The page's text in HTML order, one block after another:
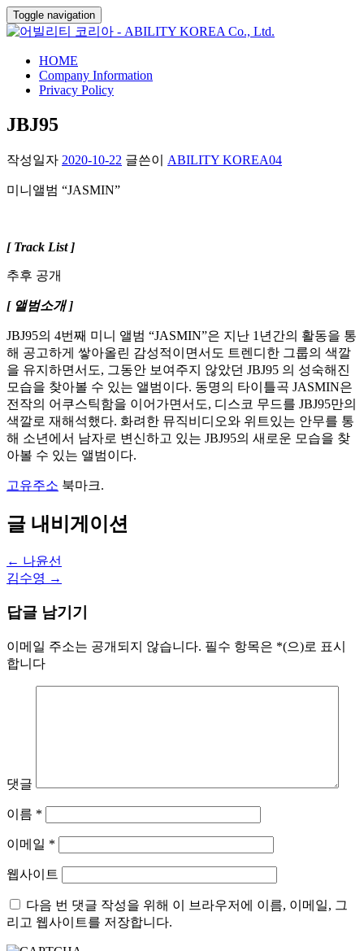
Toggle navigation
HOME
Company Information
Privacy Policy
JBJ95
작성일자 2020-10-22 글쓴이 ABILITY KOREA04
미니앨범 “JASMIN”
[ Track List ]
추후 공개
[ 앨범소개 ]
JBJ95의 4번째 미니 앨범 “JASMIN”은 지난 1년간의 활동을 통
해 공고하게 쌓아올린 감성적이면서도 트렌디한 그룹의 색깔
을 유지하면서도, 그동안 보여주지 않았던 JBJ95 의 성숙해진
모습을 찾아볼 수 있는 앨범이다. 동명의 타이틀곡 JASMIN은
전작의 어쿠스틱함을 이어가면서도, 디스코 무드를 JBJ95만의
색깔로 재해석했다. 화려한 뮤직비디오와 위트있는 안무를 통
해 소년에서 남자로 변신하고 있는 JBJ95의 새로운 모습을 찾
아볼 수 있는 앨범이다.
고유주소 북마크.
글 내비게이션
← 나윤선
김수영 →
답글 남기기
이메일 주소는 공개되지 않습니다. 필수 항목은 *(으)로 표시
합니다
댓글
이름 *
이메일 *
웹사이트
다음 번 댓글 작성을 위해 이 브라우저에 이름, 이메일, 그
리고 웹사이트를 저장합니다.